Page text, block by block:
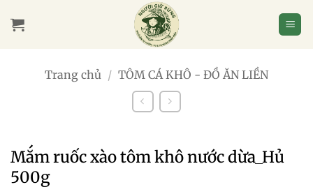
qua
Trang chủ / TÔM CÁ KHÔ - ĐỒ ĂN LIỀN
Mắm ruốc xào tôm khô nước dừa_Hủ
500g